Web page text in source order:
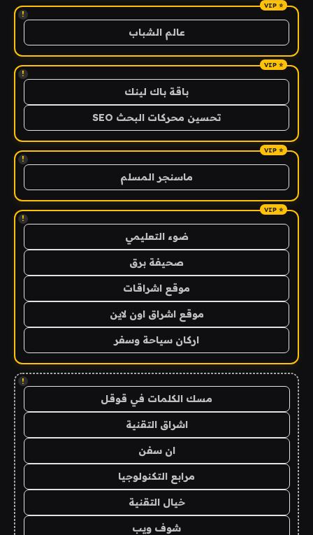
!
عالم الشباب
!
باقة باك لينك
تحسين محركات البحث SEO
!
ماسنجر المسلم
!
ضوء التعليمي
صحيفة برق
موقع اشراقات
موقع اشراق اون لاين
اركان سياحة وسفر
!
مسك الكلمات في قوقل
اشراق التقنية
ان سفن
مرابع التكنولوجيا
خيال التقنية
شوف ويب